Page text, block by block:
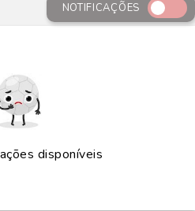
NOTIFICAÇÕES
disponíveis